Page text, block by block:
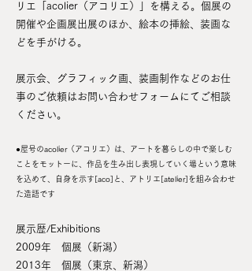
リエ「acolier（アコリエ）」を構える。個展の
開催や企画展出展のほか、絵本の挿絵、装画な
どを手がける。
展示会、グラフィック画、装画制作など​のお仕
事のご依頼はお問い合わせフォームにてご相談
ください。
●屋号のacolier（アコリエ）は、​アートを暮らしの中で楽しむ
ことをモットーに、作品を生み出し表現していく場という意味
を込めて、自身を示す[aco]と、アトリエ[atelier]を組み合わせ
た造語です
​展示歴/Exhibitions
2009年 個展（新潟）
2013年 個展（東京、新潟）